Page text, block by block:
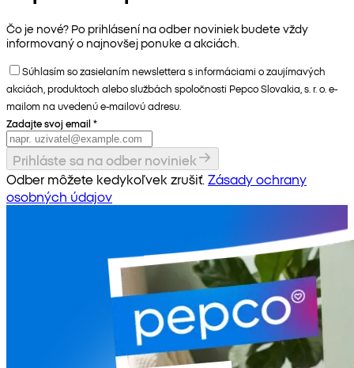
Čo je nové? Po prihlásení na odber noviniek budete vždy
informovaný o najnovšej ponuke a akciách.
Súhlasím so zasielaním newslettera s informáciami o zaujímavých
akciách, produktoch alebo službách spoločnosti Pepco Slovakia, s. r. o. e-
mailom na uvedenú e-mailovú adresu.
Zadajte svoj email *
Prihláste sa na odber noviniek
Odber môžete kedykoľvek zrušiť. Zásady ochrany
osobných údajov